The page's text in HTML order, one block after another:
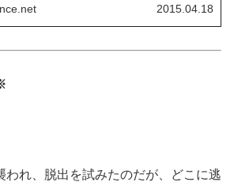
2015.04.18
われ、脱出を試みたのだが、どこに逃